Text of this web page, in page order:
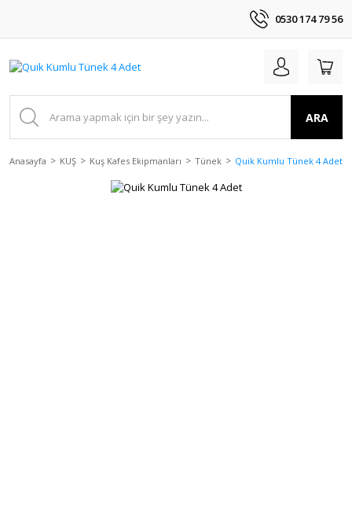
0530 174 79 56
ARA
Anasayfa KUŞ Kuş Kafes Ekipmanları Tünek Quik Kumlu Tünek 4 Adet